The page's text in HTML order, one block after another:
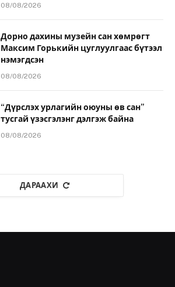
08/08/2026
Дорно дахины музейн сан хөмрөгт
Максим Горькийн цуглуулгаас бүтээл
нэмэгдсэн
08/08/2026
“Дүрслэх урлагийн оюуны өв сан”
тусгай үзэсгэлэнг дэлгэж байна
08/08/2026
ДАРААХИ